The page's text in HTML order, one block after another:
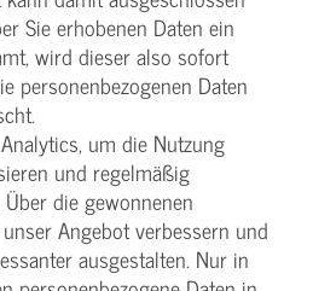
Sie erhobenen Daten ein
wird dieser also sofort
personenbezogenen Daten
um die Nutzung
und regelmäßig
die gewonnenen
Angebot verbessern und
ausgestalten. Nur in